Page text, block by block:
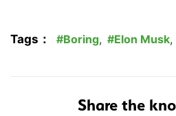
Tags： Boring, Elon Musk,
Share the
検